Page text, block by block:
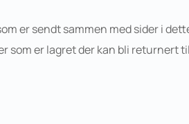
er sendt sammen med sider i
som er lagret der kan bli